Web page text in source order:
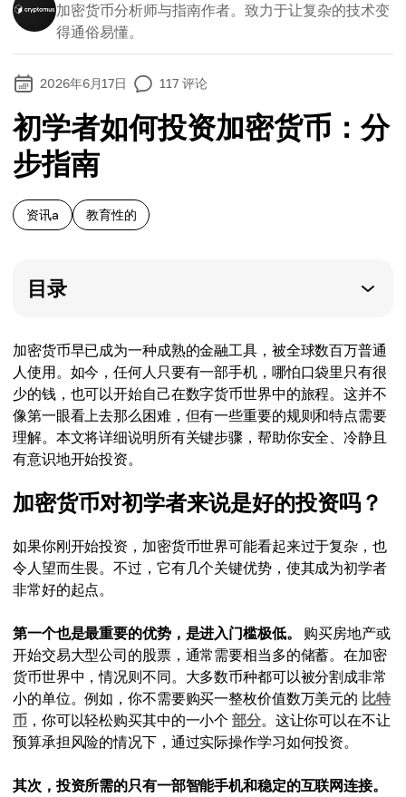
加密货币分析师与指南作者。致力于让复杂的技术变
得通俗易懂。
2026年6月17日 117 评论
初学者如何投资加密货币：分
步指南
资讯a 教育性的
目录
加密货币早已成为一种成熟的金融工具，被全球数百万普通
人使用。如今，任何人只要有一部手机，哪怕口袋里只有很
少的钱，也可以开始自己在数字货币世界中的旅程。这并不
像第一眼看上去那么困难，但有一些重要的规则和特点需要
理解。本文将详细说明所有关键步骤，帮助你安全、冷静且
有意识地开始投资。
加密货币对初学者来说是好的投资吗？
如果你刚开始投资，加密货币世界可能看起来过于复杂，也
令人望而生畏。不过，它有几个关键优势，使其成为初学者
非常好的起点。
第一个也是最重要的优势，是进入门槛极低。
购买房地产或
开始交易大型公司的股票，通常需要相当多的储蓄。在加密
货币世界中，情况则不同。大多数币种都可以被分割成非常
小的单位。例如，你不需要购买一整枚价值数万美元的 比特
币，你可以轻松购买其中的一小个部分。这让你可以在不让
预算承担风险的情况下，通过实际操作学习如何投资。
其次，投资所需的只有一部智能手机和稳定的互联网连接。